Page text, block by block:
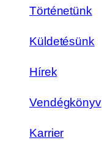
Történetünk
Küldetésünk
Hírek
Vendégkönyv
Karrier